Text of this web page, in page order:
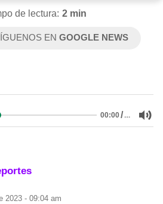
de lectura: 2 min
ENGOOGLE NEWS
00:00/…
2023 - 09:04 am